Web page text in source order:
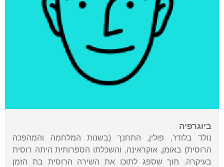
ביוגרפיה
נולד בלודז', פולין, התחנך (בשנות המלחמה והמהפכה
הרוסית) באומן, אוקראינה, והשכלתו הספרותית היתה רוסית
בעיקרה. תוך שספג לתוכו את השירה הרוסית בת הזמן